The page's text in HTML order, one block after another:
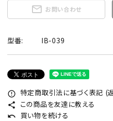
mail_outline お問い合わせ
型番: IB-039
error_outline 特定商取引法に基づく表記 (
share この商品を友達に教える
undo 買い物を続ける